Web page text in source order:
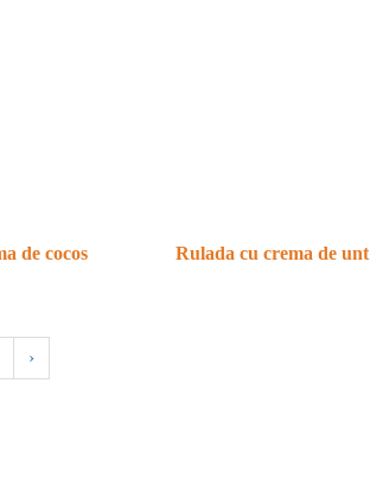
de cocos Rulada cu crema de unt
›